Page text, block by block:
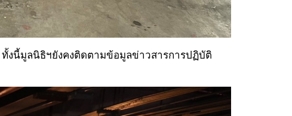
ทั้งนี้มูลนิธิฯยังคงติดตามข้อมูลข่าวสารการปฏิบัติ